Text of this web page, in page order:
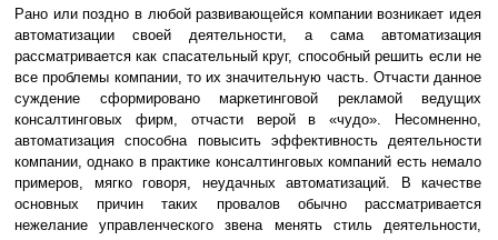
Рано или поздно в любой развивающейся компании возникает идея
автоматизации своей деятельности, а сама автоматизация
рассматривается как спасательный круг, способный решить если не
все проблемы компании, то их значительную часть. Отчасти данное
суждение сформировано маркетинговой рекламой ведущих
консалтинговых фирм, отчасти верой в «чудо». Несомненно,
автоматизация способна повысить эффективность деятельности
компании, однако в практике консалтинговых компаний есть немало
примеров, мягко говоря, неудачных автоматизаций. В качестве
основных причин таких провалов обычно рассматривается
нежелание управленческого звена менять стиль деятельности,